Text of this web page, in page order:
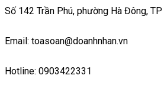
Số 142 Trần Phú, phường Hà Đông,
Email: toasoan@doanhnhan.vn
Hotline: 0903422331